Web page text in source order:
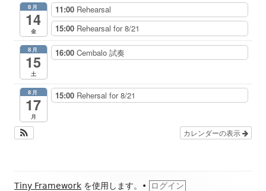
8月
14
金
11:00 Rehearsal
15:00 Rehearsal for 8/21
8月
15
土
16:00 Cembalo 試奏
8月
17
月
15:00 Rehersal for 8/21
カレンダーの表示
フ
Tiny Framework を使用します。 • ログイン